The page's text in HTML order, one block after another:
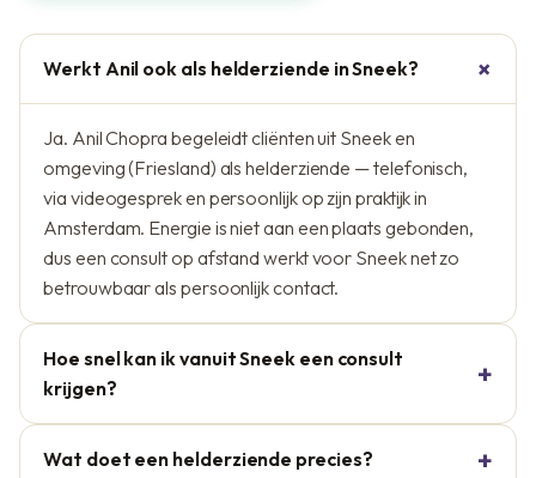
Werkt Anil ook als helderziende in Sneek?
Ja. Anil Chopra begeleidt cliënten uit Sneek en
omgeving (Friesland) als helderziende — telefonisch,
via videogesprek en persoonlijk op zijn praktijk in
Amsterdam. Energie is niet aan een plaats gebonden,
dus een consult op afstand werkt voor Sneek net zo
betrouwbaar als persoonlijk contact.
Hoe snel kan ik vanuit Sneek een consult
krijgen?
Wat doet een helderziende precies?